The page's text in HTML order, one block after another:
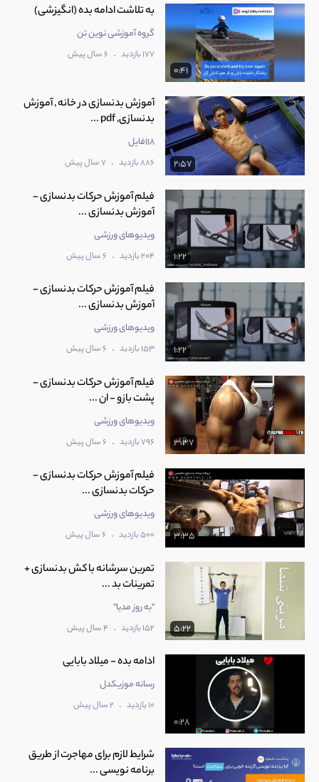
0:41
به تلاشت ادامه بده (انگیزشی)
گروه آموزشی نوین تن
177 بازدید . 6 سال پیش
2:57
آموزش بدنسازی در خانه , آموزش
بدنسازی, pdf ...
118فایل
886 بازدید . 7 سال پیش
1:22
فیلم آموزش حرکات بدنسازی -
آموزش بدنسازی ...
ویدیوهای ورزشی
204 بازدید . 6 سال پیش
1:22
فیلم آموزش حرکات بدنسازی -
آموزش بدنسازی ...
ویدیوهای ورزشی
153 بازدید . 6 سال پیش
3:37
فیلم آموزش حرکات بدنسازی -
پشت بازو - ان ...
ویدیوهای ورزشی
796 بازدید . 6 سال پیش
3:35
فیلم آموزش حرکات بدنسازی -
حرکات بدنسازی ...
ویدیوهای ورزشی
500 بازدید . 6 سال پیش
5:22
تمرین سرشانه با کش بدنسازی +
تمرینات بد ...
"به روز مدیا"
152 بازدید . 4 سال پیش
0:28
ادامه بده - میلاد بابایی
رسانه موزیکدل
10 بازدید . 2 سال پیش
شرایط لازم برای مهاجرت از طریق
برنامه نویسی ...